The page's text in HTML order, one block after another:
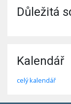
Důležitá
Kalendář
celý kalendář